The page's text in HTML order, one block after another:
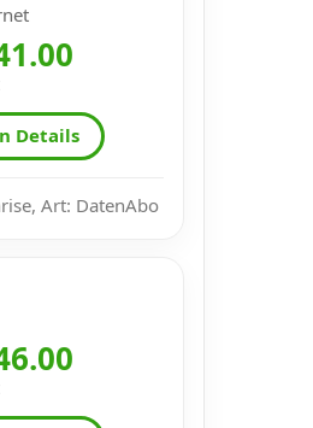
Details
Art: DatenAbo